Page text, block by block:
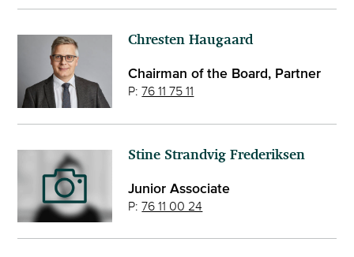
Chresten Haugaard
Chairman of the Board, Partner
P:76 11 75 11
Stine Strandvig Frederiksen
Junior Associate
P:76 11 00 24